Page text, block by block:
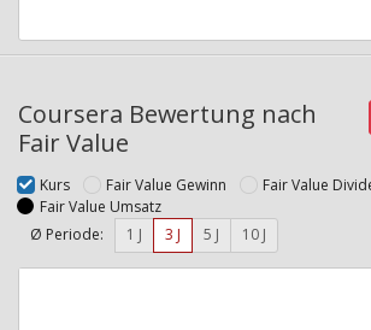
Coursera Bewertung nach
Fair Value
Kurs Fair Value Gewinn
Fair Value
Fair Value Umsatz
Ø Periode:
1 J 3 J 5 J 10 J